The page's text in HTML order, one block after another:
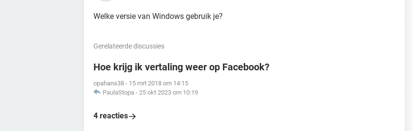
Welke versie van Windows gebruik je?
Gerelateerde discussies
Hoe krijg ik vertaling weer op Facebook?
opahans38 - 15 mrt 2018 om 14:15
PaulaStopa - 25 okt 2023 om 10:19
4 reacties